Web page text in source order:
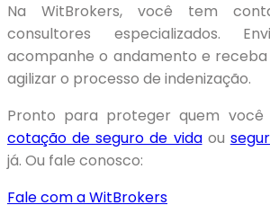
Na WitBrokers, você tem
consultores especializados.
acompanhe o andamento e
agilizar o processo de indenização.
Pronto para proteger quem você
cotação de seguro de vidaou
já. Ou fale conosco:
Fale com a WitBrokers